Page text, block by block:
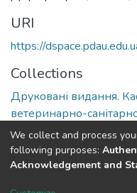
URI
https://
Collections
Друковані видання.
ветеринарно-
Full item page
DSpace software
We collect and process
following purposes:
Acknowledgement and